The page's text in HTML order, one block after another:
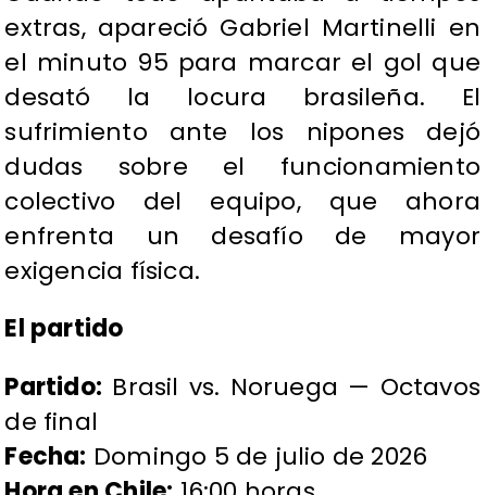
extras, apareció Gabriel Martinelli en
el minuto 95 para marcar el gol que
desató la locura brasileña. El
sufrimiento ante los nipones dejó
dudas sobre el funcionamiento
colectivo del equipo, que ahora
enfrenta un desafío de mayor
exigencia física.
El partido
Partido: Brasil vs. Noruega — Octavos
de final
Fecha: Domingo 5 de julio de 2026